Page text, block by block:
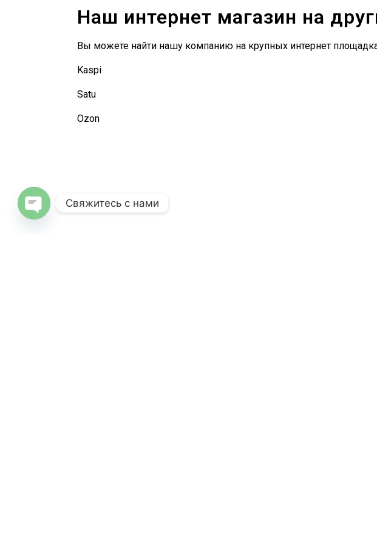
Наш интернет магазин на
Вы можете найти нашу компанию на крупных интернет
Kaspi
Satu
Ozon
Свяжитесь с нами
O
pe
n
c